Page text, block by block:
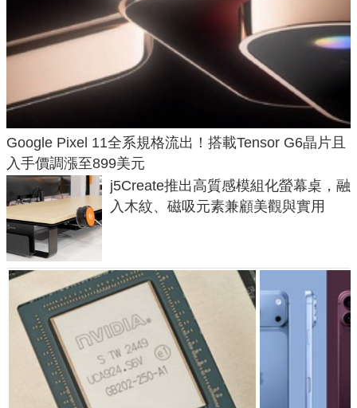
Google Pixel 11全系規格流出！搭載Tensor G6晶片且
入手價調漲至899美元
j5Create推出高質感模組化螢幕桌，融
入木紋、磁吸元素兼顧美觀與實用